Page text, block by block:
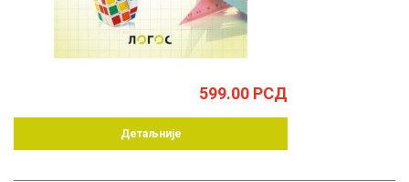
599.00 РСД
Детаљније